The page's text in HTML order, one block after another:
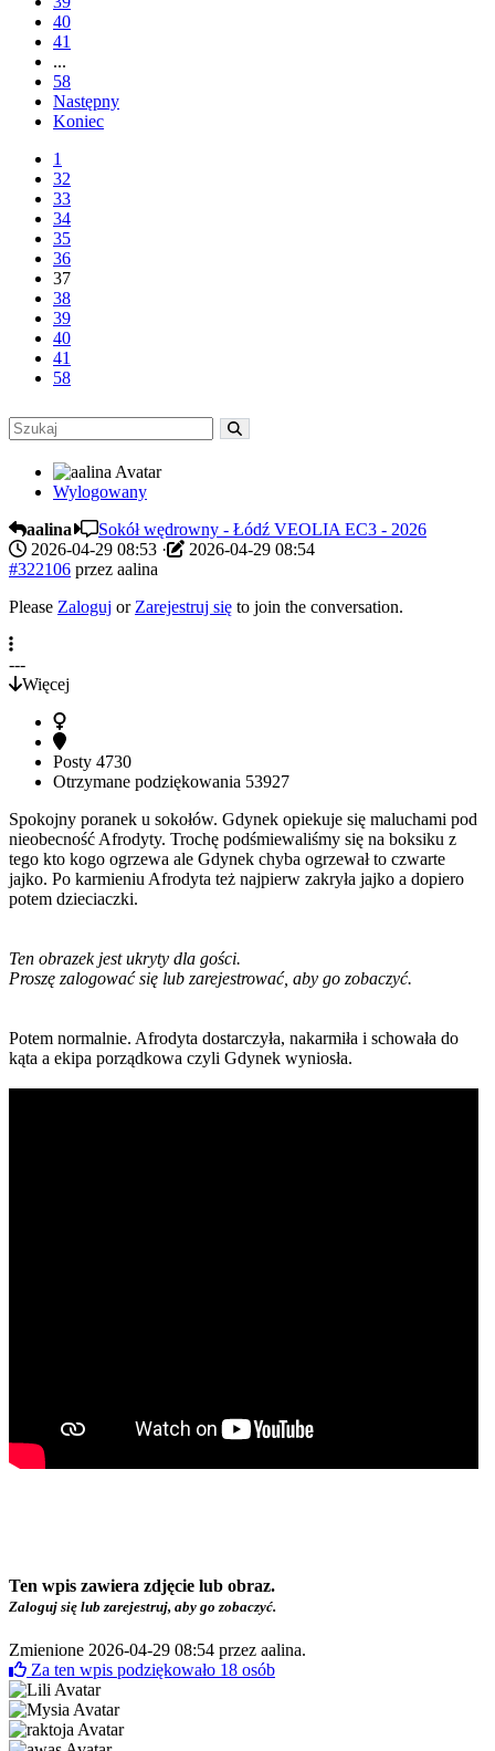
40
41
...
58
Następny
Koniec
1
32
33
34
35
36
37
38
39
40
41
58
Wylogowany
aalina
Sokół wędrowny - Łódź VEOLIA EC3 - 2026
2026-04-29 08:53 ·
2026-04-29 08:54
#322106 przez aalina
Please Zaloguj or Zarejestruj się to join the conversation.
---
Więcej
Posty 4730
Otrzymane podziękowania 53927
Spokojny poranek u sokołów. Gdynek opiekuje się maluchami pod
nieobecność Afrodyty. Trochę podśmiewaliśmy się na boksiku z
tego kto kogo ogrzewa ale Gdynek chyba ogrzewał to czwarte
jajko. Po karmieniu Afrodyta też najpierw zakryła jajko a dopiero
potem dzieciaczki.
Ten obrazek jest ukryty dla gości.
Proszę zalogować się lub zarejestrować, aby go zobaczyć.
Potem normalnie. Afrodyta dostarczyła, nakarmiła i schowała do
kąta a ekipa porządkowa czyli Gdynek wyniosła.
Ten wpis zawiera zdjęcie lub obraz.
Zaloguj się lub zarejestruj, aby go zobaczyć.
Zmienione 2026-04-29 08:54 przez aalina.
Za ten wpis podziękowało 18 osób